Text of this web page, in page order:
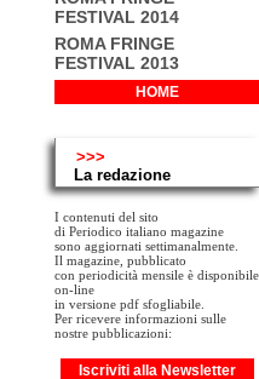
FESTIVAL 2014
ROMA FRINGE
FESTIVAL 2013
HOME
>>>
La redazione
I contenuti del sito
di Periodico italiano magazine
sono aggiornati settimanalmente.
Il magazine, pubblicato
con periodicità mensile è disponibile
on-line
in versione pdf sfogliabile.
Per ricevere informazioni sulle
nostre pubblicazioni:
Iscriviti alla Newsletter